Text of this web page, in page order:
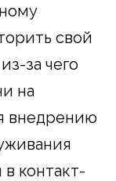
свой
за чего
на
внедрению
контакт-